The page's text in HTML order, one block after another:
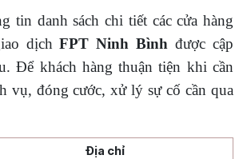
tin danh sách chi tiết các cửa hàng
dịchFPT Ninh Bình được cập
Để khách hàng thuận tiện khi cần
vụ, đóng cước, xử lý sự cố cần qua
Địa chỉ